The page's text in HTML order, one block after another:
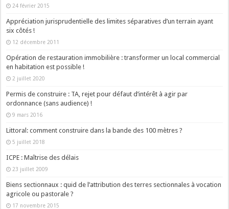
24 février 2015
Appréciation jurisprudentielle des limites séparatives d’un terrain ayant
six côtés !
12 décembre 2011
Opération de restauration immobilière : transformer un local commercial
en habitation est possible !
2 juillet 2020
Permis de construire : TA, rejet pour défaut d’intérêt à agir par
ordonnance (sans audience) !
9 mars 2016
Littoral: comment construire dans la bande des 100 mètres ?
5 juillet 2018
ICPE : Maîtrise des délais
23 juillet 2009
Biens sectionnaux : quid de l’attribution des terres sectionnales à vocation
agricole ou pastorale ?
17 novembre 2015